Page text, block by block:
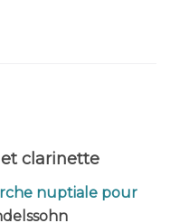
clarinette
nuptiale pour